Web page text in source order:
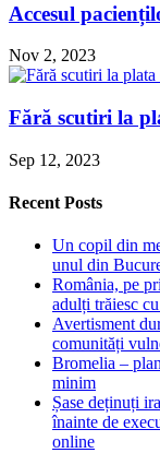
Accesul
Nov 2, 2023
Fără scutiri la
Sep 12, 2023
Recent Posts
Un copil din
unul din
România, pe
adulți trăiesc
Avertisment
comunități
Bromelia –
minim
Șase deținuți
înainte de
online